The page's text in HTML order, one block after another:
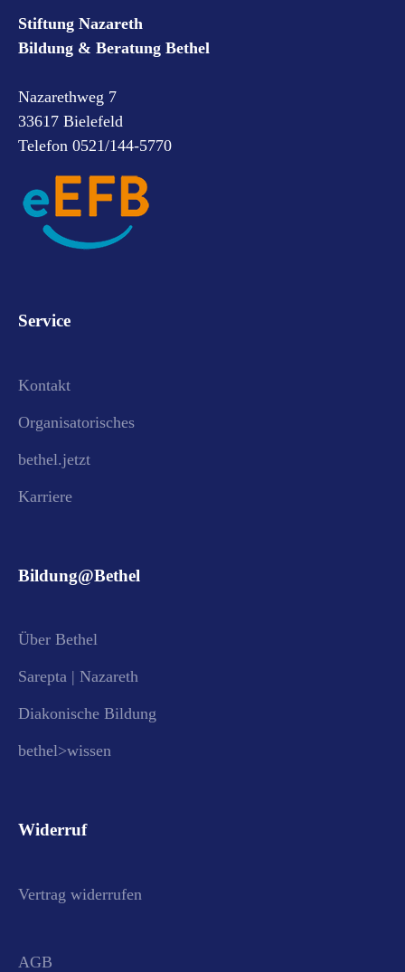
Stiftung Nazareth
Bildung & Beratung Bethel
Nazarethweg 7
33617 Bielefeld
Telefon 0521/144-5770
Service
Kontakt
Organisatorisches
bethel.jetzt
Karriere
Bildung@Bethel
Über Bethel
Sarepta | Nazareth
Diakonische Bildung
bethel>wissen
Widerruf
Vertrag widerrufen
AGB